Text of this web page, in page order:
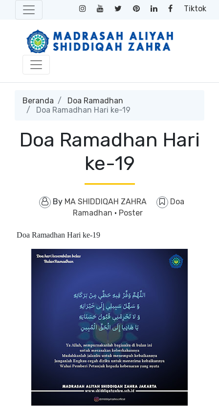
Tiktok
Beranda
Doa Ramadhan
Doa Ramadhan Hari ke-19
Doa Ramadhan Hari
ke-19
By MA SHIDDIQAH ZAHRA
Doa
Ramadhan · Poster
Doa Ramadhan Hari ke-19